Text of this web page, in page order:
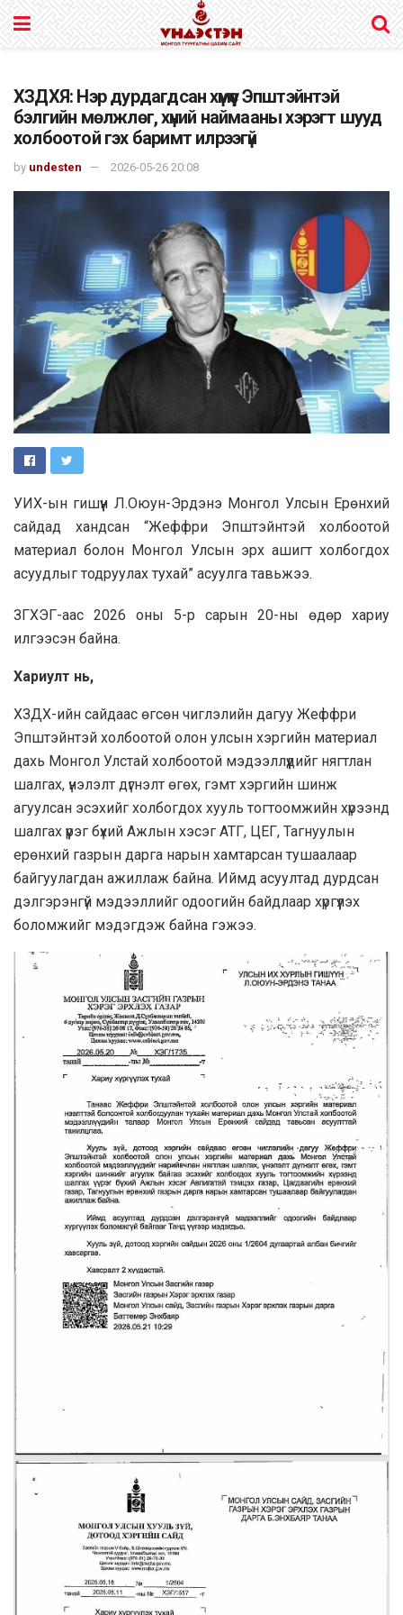
ХЗДХЯ: Нэр дурдагдсан хүмүүс Эпштэйнтэй
бэлгийн мөлжлөг, хүний наймааны хэрэгт шууд
холбоотой гэх баримт илрээгүй
by undesten 2026-05-26 20:08
УИХ-ын гишүүн Л.Оюун-Эрдэнэ Монгол Улсын Ерөнхий
сайдад хандсан “Жеффри Эпштэйнтэй холбоотой
материал болон Монгол Улсын эрх ашигт холбогдох
асуудлыг тодруулах тухай” асуулга тавьжээ.
ЗГХЭГ-аас 2026 оны 5-р сарын 20-ны өдөр хариу
илгээсэн байна.
Хариулт нь,
ХЗДХ-ийн сайдаас өгсөн чиглэлийн дагуу Жеффри
Эпштэйнтэй холбоотой олон улсын хэргийн материал
дахь Монгол Улстай холбоотой мэдээллүүдийг нягтлан
шалгах, үнэлэлт дүгнэлт өгөх, гэмт хэргийн шинж
агуулсан эсэхийг холбогдох хууль тогтоомжийн хүрээнд
шалгах үүрэг бүхий Ажлын хэсэг АТГ, ЦЕГ, Тагнуулын
ерөнхий газрын дарга нарын хамтарсан тушаалаар
байгуулагдан ажиллаж байна. Иймд асуултад дурдсан
дэлгэрэнгүй мэдээллийг одоогийн байдлаар хүргүүлэх
боломжийг мэдэгдэж байна гэжээ.